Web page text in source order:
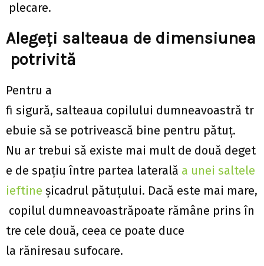
plecare.
Alegeți salteaua de dimensiunea
potrivită
Pentru a
fi sigură, salteaua copilului dumneavoastră tr
ebuie să se potrivească bine pentru pătuț.
Nu ar trebui să existe mai mult de două deget
e de spațiu între partea laterală a unei saltele
ieftine șicadrul pătuțului. Dacă este mai mare,
copilul dumneavoastrăpoate rămâne prins în
tre cele două, ceea ce poate duce
la răniresau sufocare.